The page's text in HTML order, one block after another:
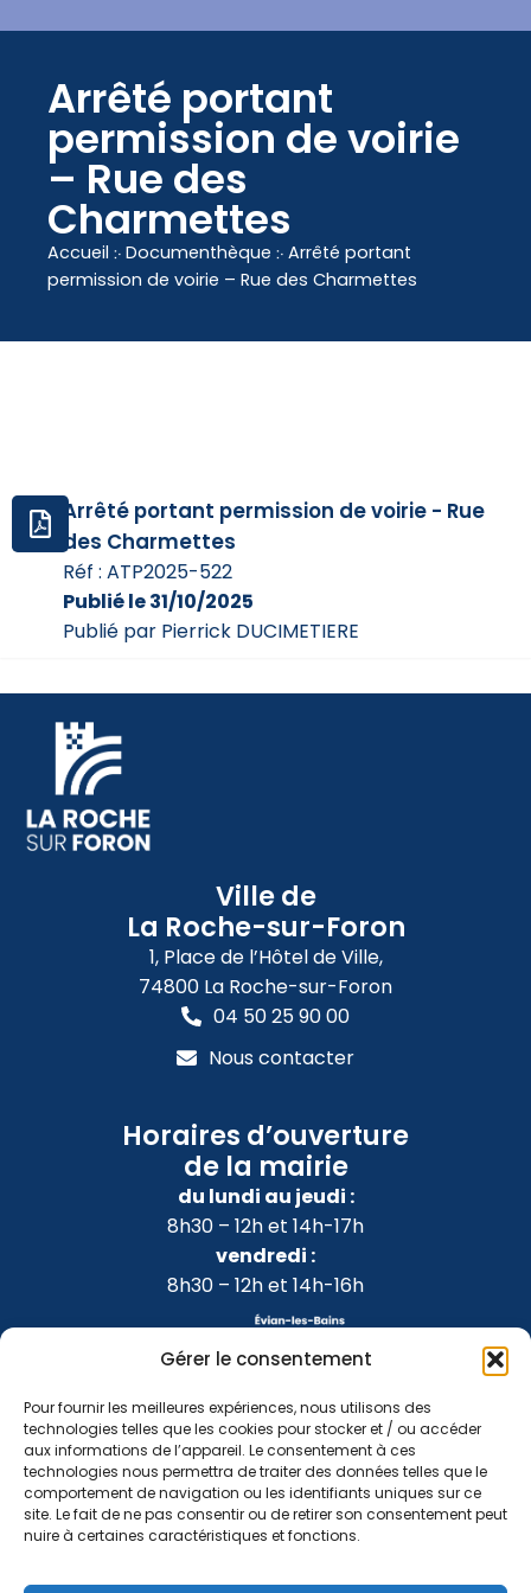
Gérer le consentement
Pour fournir les meilleures expériences, nous utilisons des
technologies telles que les cookies pour stocker et / ou accéder
aux informations de l’appareil. Le consentement à ces
technologies nous permettra de traiter des données telles que le
comportement de navigation ou les identifiants uniques sur ce
site. Le fait de ne pas consentir ou de retirer son consentement peut
nuire à certaines caractéristiques et fonctions.
principal
Arrêté portant
permission de voirie
– Rue des
Charmettes
Accueil ჻ Documenthèque ჻ Arrêté portant
permission de voirie – Rue des Charmettes
Arrêté portant permission de voirie - Rue
des Charmettes
Réf : ATP2025-522
Publié le 31/10/2025
Publié par Pierrick DUCIMETIERE
Ville de
La Roche-sur-Foron
1, Place de l’Hôtel de Ville,
74800 La Roche-sur-Foron
04 50 25 90 00
Nous contacter
Horaires d’ouverture
de la mairie
du lundi au jeudi :
8h30 – 12h et 14h-17h
vendredi :
8h30 – 12h et 14h-16h